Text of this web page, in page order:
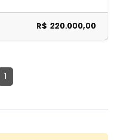
R$ 220.000,00
1